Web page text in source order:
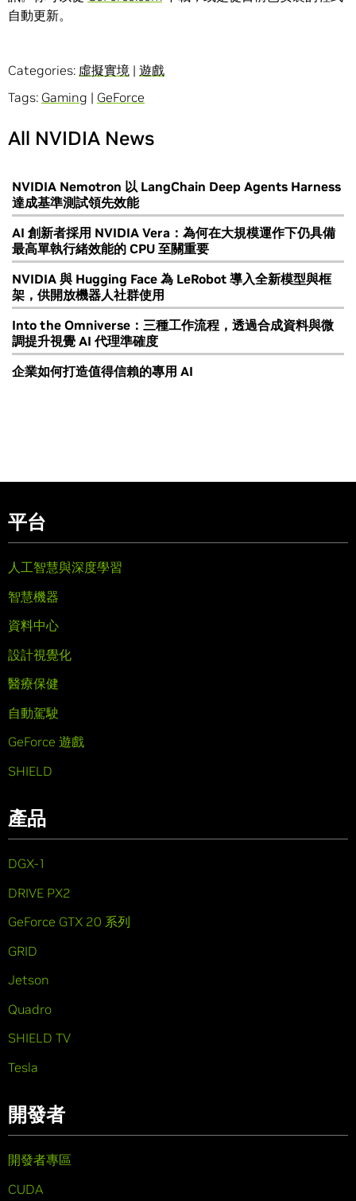
自動更新。
Categories: 虛擬實境 | 遊戲
Tags: Gaming | GeForce
All NVIDIA News
NVIDIA Nemotron 以 LangChain Deep Agents Harness
達成基準測試領先效能
AI 創新者採用 NVIDIA Vera：為何在大規模運作下仍具備
最高單執行緒效能的 CPU 至關重要
NVIDIA 與 Hugging Face 為 LeRobot 導入全新模型與框
架，供開放機器人社群使用
Into the Omniverse：三種工作流程，透過合成資料與微
調提升視覺 AI 代理準確度
企業如何打造值得信賴的專用 AI
平台
人工智慧與深度學習
智慧機器
資料中心
設計視覺化
醫療保健
自動駕駛
GeForce 遊戲
SHIELD
產品
DGX-1
DRIVE PX2
GeForce GTX 20 系列
GRID
Jetson
Quadro
SHIELD TV
Tesla
開發者
開發者專區
CUDA